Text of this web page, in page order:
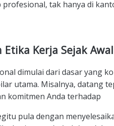
profesional, tak hanya di
Etika Kerja Sejak Awal
dimulai dari dasar yang
utama. Misalnya, datang
komitmen Anda terhadap
pula dengan